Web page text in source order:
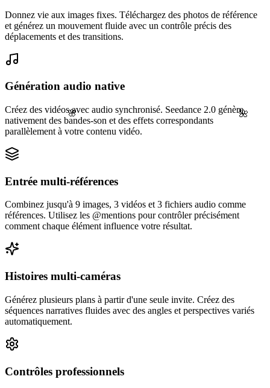
🌸 🌺
Donnez vie aux images fixes. Téléchargez des photos de référence
et générez un mouvement fluide avec un contrôle précis des
déplacements et des transitions.
Génération audio native
Créez des vidéos avec audio synchronisé. Seedance 2.0 génère
nativement des bandes-son et des effets correspondants
parallèlement à votre contenu vidéo.
Entrée multi-références
Combinez jusqu'à 9 images, 3 vidéos et 3 fichiers audio comme
références. Utilisez les @mentions pour contrôler précisément
comment chaque élément influence votre résultat.
Histoires multi-caméras
Générez plusieurs plans à partir d'une seule invite. Créez des
séquences narratives fluides avec des angles et perspectives variés
automatiquement.
Contrôles professionnels